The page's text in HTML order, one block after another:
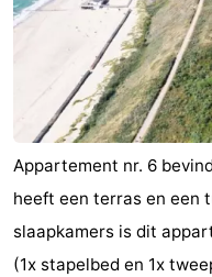
Appartement nr. 6
heeft een terras en een
slaapkamers is dit
(1x stapelbed en 1x